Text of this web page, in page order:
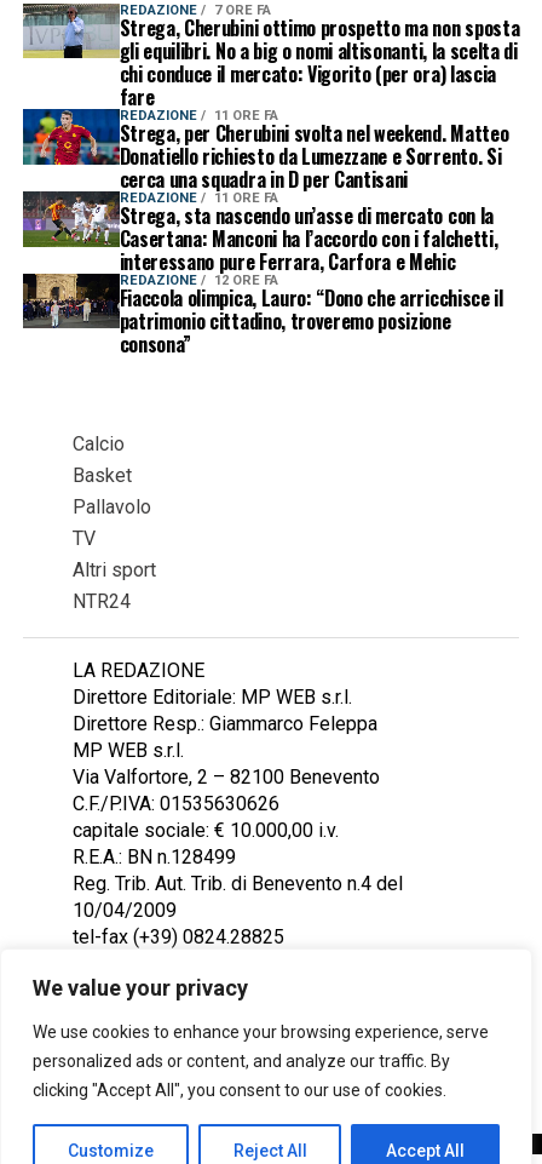
We value your privacy
We use cookies to enhance your browsing experience, serve
personalized ads or content, and analyze our traffic. By
clicking "Accept All", you consent to our use of cookies.
Customize Reject All Accept All
REDAZIONE 7 ORE FA
Strega, Cherubini ottimo prospetto ma non sposta
gli equilibri. No a big o nomi altisonanti, la scelta di
chi conduce il mercato: Vigorito (per ora) lascia
fare
REDAZIONE 11 ORE FA
Strega, per Cherubini svolta nel weekend. Matteo
Donatiello richiesto da Lumezzane e Sorrento. Si
cerca una squadra in D per Cantisani
REDAZIONE 11 ORE FA
Strega, sta nascendo un’asse di mercato con la
Casertana: Manconi ha l’accordo con i falchetti,
interessano pure Ferrara, Carfora e Mehic
REDAZIONE 12 ORE FA
Fiaccola olimpica, Lauro: “Dono che arricchisce il
patrimonio cittadino, troveremo posizione
consona”
Calcio
Basket
Pallavolo
TV
Altri sport
NTR24
LA REDAZIONE
Direttore Editoriale: MP WEB s.r.l.
Direttore Resp.: Giammarco Feleppa
MP WEB s.r.l.
Via Valfortore, 2 – 82100 Benevento
C.F./P.IVA: 01535630626
capitale sociale: € 10.000,00 i.v.
R.E.A.: BN n.128499
Reg. Trib. Aut. Trib. di Benevento n.4 del
10/04/2009
tel-fax (+39) 0824.28825